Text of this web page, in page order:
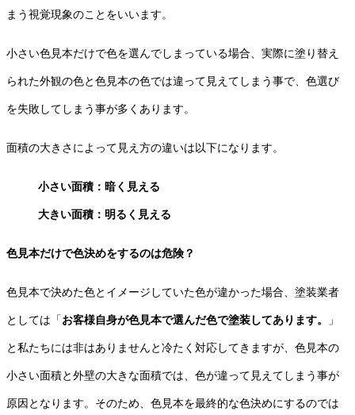
まう視覚現象のことをいいます。
小さい色見本だけで色を選んでしまっている場合、実際に塗り替え
られた外観の色と色見本の色では違って見えてしまう事で、色選び
を失敗してしまう事が多くあります。
面積の大きさによって見え方の違いは以下になります。
小さい面積：暗く見える
大きい面積：明るく見える
色見本だけで色決めをするのは危険？
色見本で決めた色とイメージしていた色が違かった場合、塗装業者
としては「お客様自身が色見本で選んだ色で塗装してあります。 」
と私たちには非はありませんと冷たく対応してきますが、色見本の
小さい面積と外壁の大きな面積では、色が違って見えてしまう事が
原因となります。そのため、色見本を最終的な色決めにするのでは